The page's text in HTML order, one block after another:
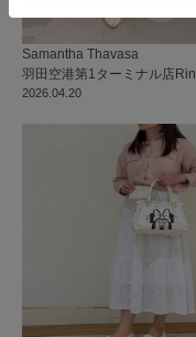
2026.04.20
Samantha Thavasa
羽田空港第1ターミナル店Rin